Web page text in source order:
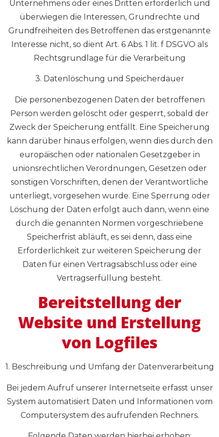
Unternehmens oder eines Dritten erforderlich und
überwiegen die Interessen, Grundrechte und
Grundfreiheiten des Betroffenen das erstgenannte
Interesse nicht, so dient Art. 6 Abs. 1 lit. f DSGVO als
Rechtsgrundlage für die Verarbeitung
3. Datenlöschung und Speicherdauer
Die personenbezogenen Daten der betroffenen
Person werden gelöscht oder gesperrt, sobald der
Zweck der Speicherung entfällt. Eine Speicherung
kann darüber hinaus erfolgen, wenn dies durch den
europäischen oder nationalen Gesetzgeber in
unionsrechtlichen Verordnungen, Gesetzen oder
sonstigen Vorschriften, denen der Verantwortliche
unterliegt, vorgesehen wurde. Eine Sperrung oder
Löschung der Daten erfolgt auch dann, wenn eine
durch die genannten Normen vorgeschriebene
Speicherfrist abläuft, es sei denn, dass eine
Erforderlichkeit zur weiteren Speicherung der
Daten für einen Vertragsabschluss oder eine
Vertragserfüllung besteht.
Bereitstellung der
Website und Erstellung
von Logfiles
1. Beschreibung und Umfang der Datenverarbeitung
Bei jedem Aufruf unserer Internetseite erfasst unser
System automatisiert Daten und Informationen vom
Computersystem des aufrufenden Rechners.